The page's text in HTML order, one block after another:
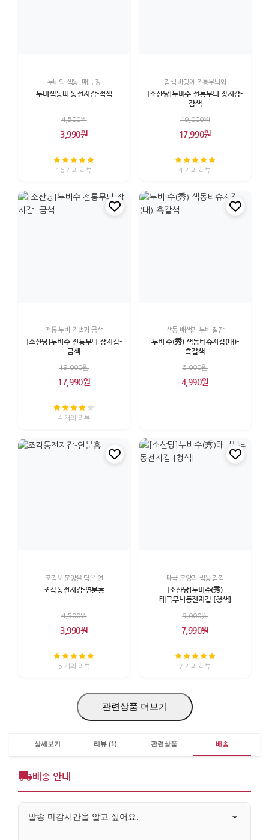
누비와 색동, 매듭 장
누비색동띠 동전지갑-적색
4,500원
3,990원
16 개의 리뷰
감색 바탕에 전통무늬와
[소산당]누비수 전통무늬 장지갑-
감색
19,000원
17,990원
4 개의 리뷰
전통 누비 기법과 금색
[소산당]누비수 전통무늬 장지갑-
금색
19,000원
17,990원
4 개의 리뷰
색동 배색과 누비 질감
누비 수(秀) 색동티슈지갑(대)-
흑갈색
6,000원
4,990원
조각보 문양을 담은 연
조각동전지갑-연분홍
4,500원
3,990원
5 개의 리뷰
태극 문양과 색동 감각
[소산당]누비수(秀)
태극무늬동전지갑 [청색]
9,000원
7,990원
7 개의 리뷰
관련상품 더보기
상세보기 리뷰 (1) 관련상품 배송
배송 안내
발송 마감시간을 알고 싶어요.